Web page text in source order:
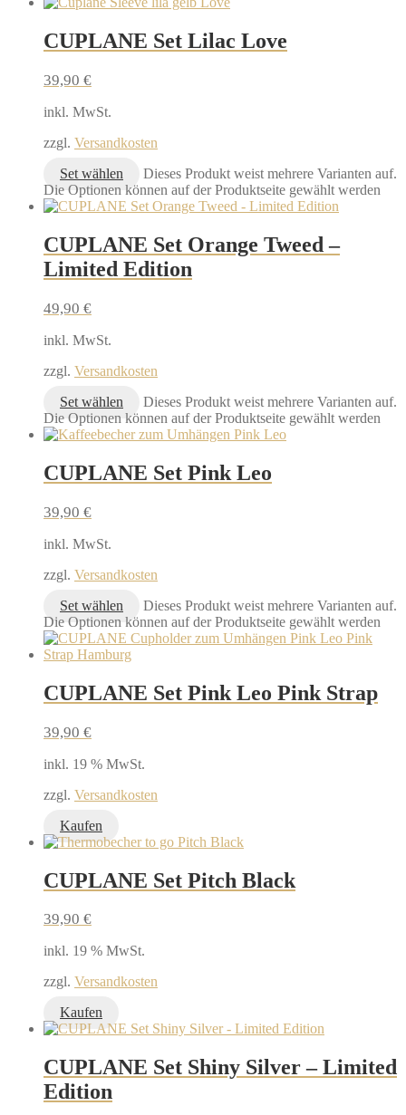
CUPLANE Set Lilac Love
39,90 €
inkl. MwSt.
zzgl. Versandkosten
Set wählen
Dieses Produkt weist mehrere Varianten auf.
Die Optionen können auf der Produktseite gewählt werden
CUPLANE Set Orange Tweed –
Limited Edition
49,90 €
inkl. MwSt.
zzgl. Versandkosten
Set wählen
Dieses Produkt weist mehrere Varianten auf.
Die Optionen können auf der Produktseite gewählt werden
CUPLANE Set Pink Leo
39,90 €
inkl. MwSt.
zzgl. Versandkosten
Set wählen
Dieses Produkt weist mehrere Varianten auf.
Die Optionen können auf der Produktseite gewählt werden
CUPLANE Set Pink Leo Pink Strap
39,90 €
inkl. 19 % MwSt.
zzgl. Versandkosten
Kaufen
CUPLANE Set Pitch Black
39,90 €
inkl. 19 % MwSt.
zzgl. Versandkosten
Kaufen
CUPLANE Set Shiny Silver – Limited
Edition